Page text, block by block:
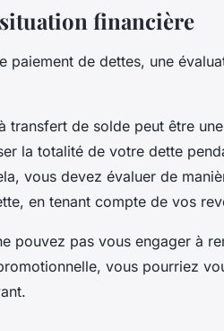
financière
paiement de dettes, une
transfert de solde peut être
la totalité de votre dette
vous devez évaluer de
en tenant compte de vos
pouvez pas vous engager à
vous pourriez